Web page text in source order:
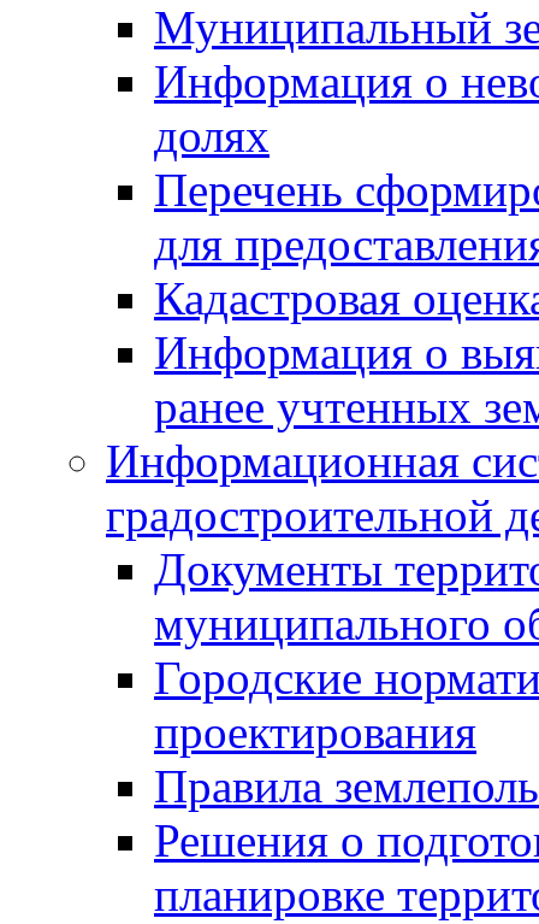
Муниципальный
Информация о
долях
Перечень
для
Кадастровая
Информация о
ранее учтенных
Информационная
градостроительной
Документы
муниципального
Городские
проектирования
Правила
Решения о
планировке